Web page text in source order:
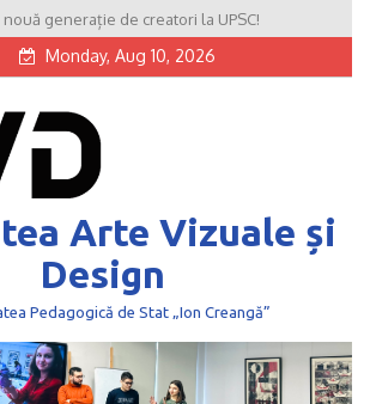
nouă generație de creatori la UPSC!
Monday, Aug 10, 2026
Arte Vizuale și
Design
Pedagogică de Stat „Ion Creangă”